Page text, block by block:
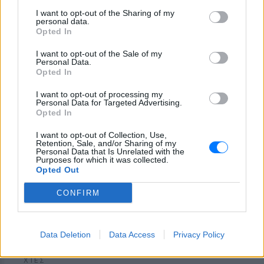
I want to opt-out of the Sharing of my
personal data.
Opted In
I want to opt-out of the Sale of my
Personal Data.
Opted In
I want to opt-out of processing my
Personal Data for Targeted Advertising.
Opted In
I want to opt-out of Collection, Use,
Retention, Sale, and/or Sharing of my
Personal Data that Is Unrelated with the
Purposes for which it was collected.
Opted Out
CONFIRM
Data Deletion Data Access Privacy Policy
Το απογευματινό μπάνιο της
Μαρίας Σολωμού στη θάλασσα:
Σαντορίνη
Εύη Βατίδου: Αναψε φωτιές με κόκκινο μπικίνι
στην παραλία της Μυκόνου
Το πρώην μοντέλο απολάμβανε χαλαρές στιγμές στην
παραλία Αγράρι, με την κάμερα του Mykonos Live TV να την
ΧΤΕΣ